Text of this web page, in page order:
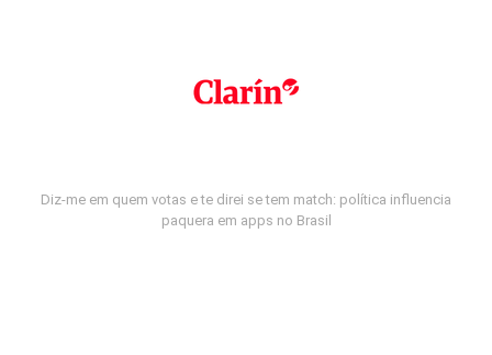
Diz-me em quem votas e te direi se tem match: política influencia
paquera em apps no Brasil